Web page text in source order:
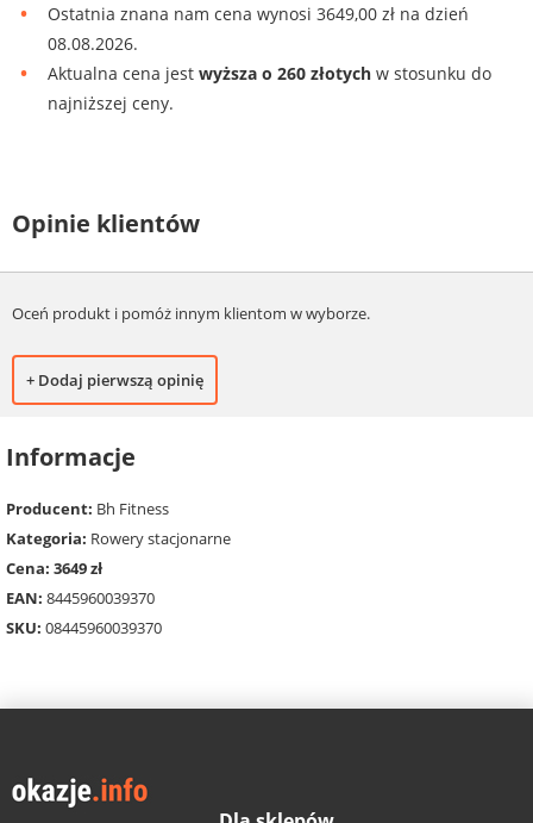
Ostatnia znana nam cena wynosi 3649,00 zł na dzień
08.08.2026.
Aktualna cena jest wyższa o 260 złotych w stosunku do
najniższej ceny.
Opinie klientów
Oceń produkt i pomóż innym klientom w wyborze.
+ Dodaj pierwszą opinię
Informacje
Producent: Bh Fitness
Kategoria: Rowery stacjonarne
Cena: 3649 zł
EAN: 8445960039370
SKU: 08445960039370